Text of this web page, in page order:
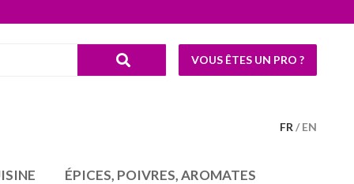
FR EN
VOUS ÊTES UN PRO ?
ÉPICES, POIVRES, AROMATES